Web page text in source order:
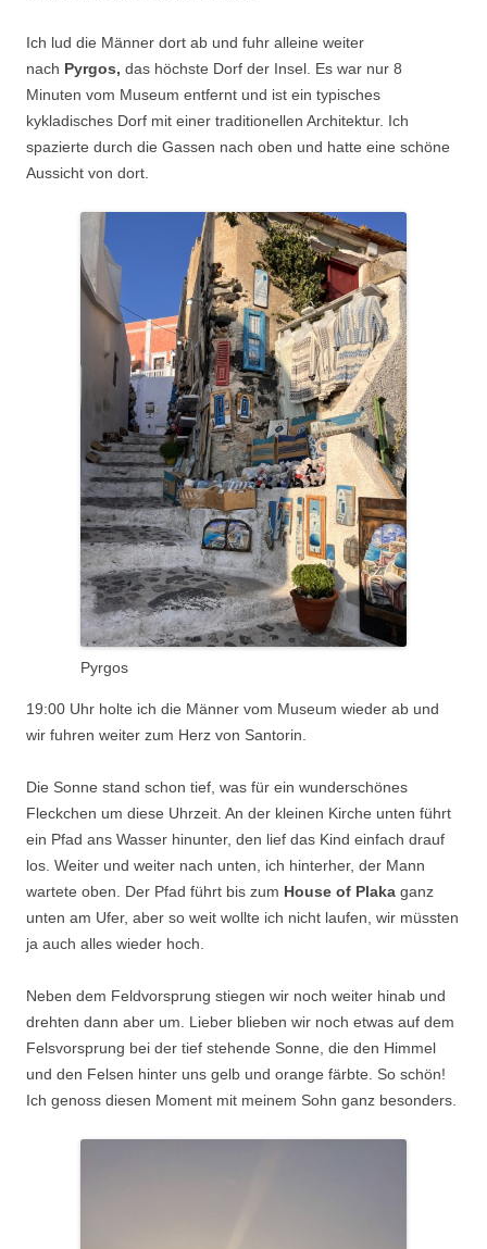
Ich lud die Männer dort ab und fuhr alleine weiter
nach Pyrgos, das höchste Dorf der Insel. Es war nur 8
Minuten vom Museum entfernt und ist ein typisches
kykladisches Dorf mit einer traditionellen Architektur. Ich
spazierte durch die Gassen nach oben und hatte eine schöne
Aussicht von dort.
Pyrgos
19:00 Uhr holte ich die Männer vom Museum wieder ab und
wir fuhren weiter zum Herz von Santorin.
Die Sonne stand schon tief, was für ein wunderschönes
Fleckchen um diese Uhrzeit. An der kleinen Kirche unten führt
ein Pfad ans Wasser hinunter, den lief das Kind einfach drauf
los. Weiter und weiter nach unten, ich hinterher, der Mann
wartete oben. Der Pfad führt bis zum House of Plaka ganz
unten am Ufer, aber so weit wollte ich nicht laufen, wir müssten
ja auch alles wieder hoch.
Neben dem Feldvorsprung stiegen wir noch weiter hinab und
drehten dann aber um. Lieber blieben wir noch etwas auf dem
Felsvorsprung bei der tief stehende Sonne, die den Himmel
und den Felsen hinter uns gelb und orange färbte. So schön!
Ich genoss diesen Moment mit meinem Sohn ganz besonders.